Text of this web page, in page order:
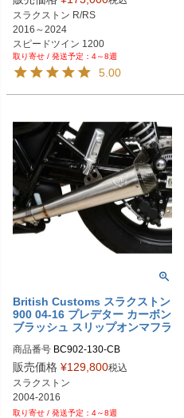
スラクストン R/RS
2016～2024
スピードツイン 1200
2019～2024
4～8週
5.00
British Customs スラクストン
900 04-16 プレデター カーボン
ブラッシュ スリップオンマフラ
商品番号 BC902-130-CB
BC902-130-CB-BR：ブラッシュ
販売価格 ¥129,800税込
スラクストン
2004-2016
4～8週